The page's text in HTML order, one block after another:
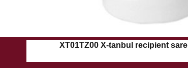
XT01TZ00 X-tanbul recipient sare